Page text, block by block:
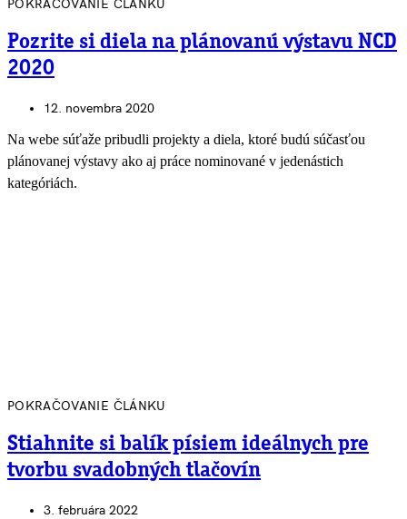
POKRAČOVANIE ČLÁNKU
Pozrite si diela na plánovanú výstavu NCD
2020
12. novembra 2020
Na webe súťaže pribudli projekty a diela, ktoré budú súčasťou
plánovanej výstavy ako aj práce nominované v jedenástich
kategóriách.
POKRAČOVANIE ČLÁNKU
Stiahnite si balík písiem ideálnych pre
tvorbu svadobných tlačovín
3. februára 2022